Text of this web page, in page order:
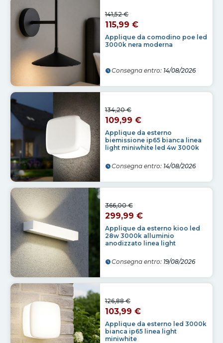
Applique da comodino poe led
3000k nera moderna
141,52 €
115,99 €
Consegna entro: 14/08/2026
Applique da esterno
biemissione ip65 bianca linea
light miniwhite led 4w 3000k
134,20 €
109,99 €
Consegna entro: 14/08/2026
Applique da esterno kioo led
28w 3000k alluminio
anodizzato linea light
366,00 €
299,99 €
Consegna entro: 19/08/2026
Applique da esterno led 3000k
bianca ip65 linea light
miniwhite
126,88 €
103,99 €